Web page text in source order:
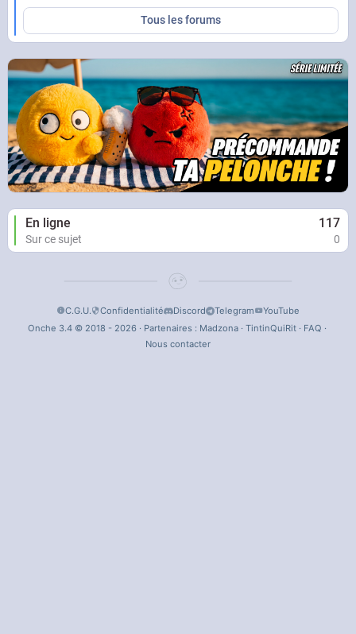
Tous les forums
En ligne 117
Sur ce sujet 0
C.G.U. Confidentialité Discord Telegram
YouTube
Onche 3.4 © 2018 - 2026 · Partenaires : Madzona· TintinQuiRit· FAQ ·
Nous contacter